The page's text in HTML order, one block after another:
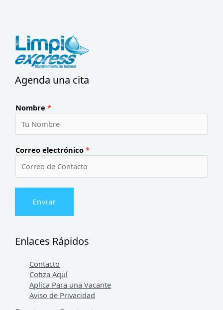
Agenda una cita
Nombre *
Correo electrónico *
Enviar
Enlaces Rápidos
Contacto
Cotiza Aquí
Aplica Para una Vacante
Aviso de Privacidad